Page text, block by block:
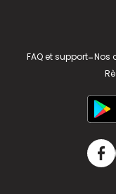
FAQ et support-Nos